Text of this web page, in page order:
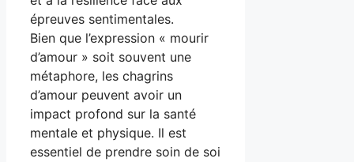
épreuves sentimentales.
Bien que l’expression « mourir
d’amour » soit souvent une
métaphore, les chagrins
d’amour peuvent avoir un
impact profond sur la santé
mentale et physique. Il est
essentiel de prendre soin de soi